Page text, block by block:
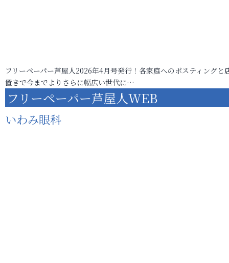
フリーペーパー芦屋人2026年4月号発行！各家庭へのポスティングと
置きで今までよりさらに幅広い世代に…
フリーペーパー芦屋人WEB
いわみ眼科